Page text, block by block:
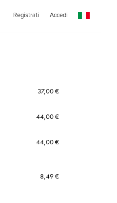
Registrati Accedi
37,00 €
44,00 €
44,00 €
8,49 €